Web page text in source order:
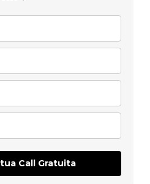
Call Gratuita